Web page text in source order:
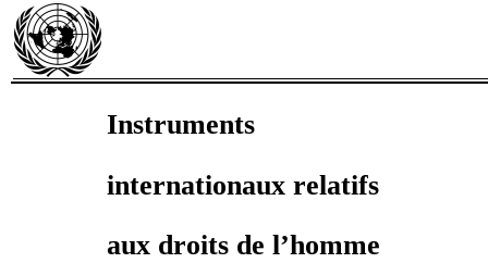
Instruments
internationaux relatifs
aux droits de l’homme